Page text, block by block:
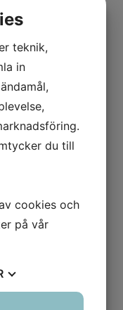
Talongen gick
Data
korrigering av
som du
I exemplet säger
där en enda order
drygt 40 000
den 26 februari
teknik,
in
du till
cookies och
på vår